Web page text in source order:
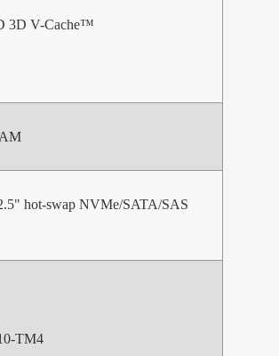
3D V-Cache™
hot-swap NVMe/SATA/SAS
TM4